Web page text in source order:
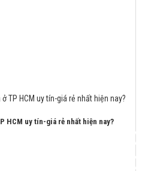
HCM uy tín-giá rẻ nhất hiện nay?